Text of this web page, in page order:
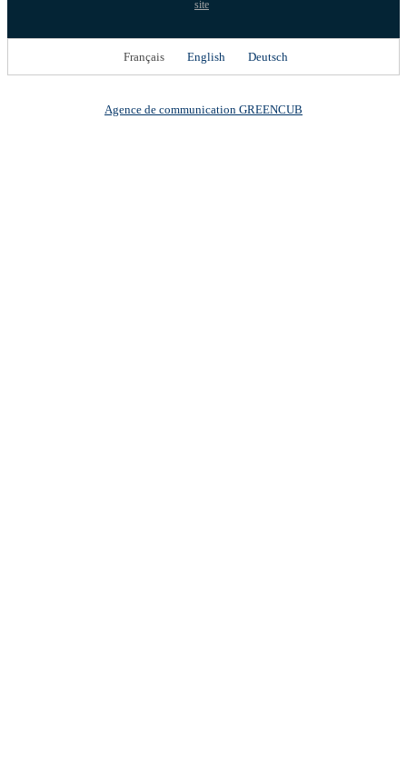
site
Français English Deutsch
Agence de communication GREENCUB